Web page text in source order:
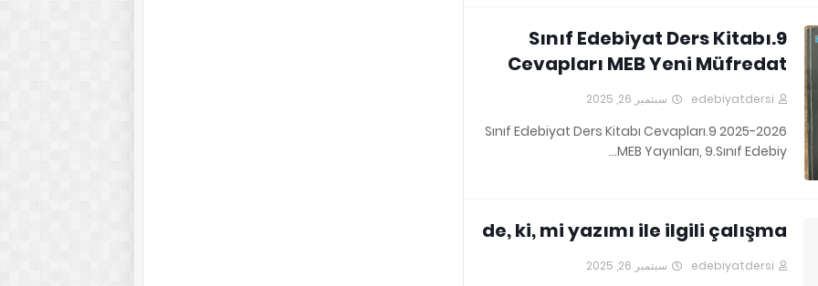
9.Sınıf Edebiyat Ders Kitabı
Cevapları MEB Yeni Müfredat
edebiyatdersi سبتمبر 26, 2025
2025-2026 9.Sınıf Edebiyat Ders Kitabı Cevapları
MEB Yayınları, 9.Sınıf Edebiy…
de, ki, mi yazımı ile ilgili çalışma
edebiyatdersi سبتمبر 26, 2025